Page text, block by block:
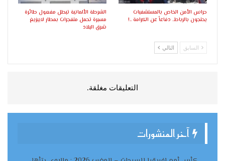
حراس الأمن الخاص بالمستشفيات
يحتجون بالرباط.. دفاعاً عن الكرامة ..!
الشرطة الألمانية تبطل مفعول طائرة
مسيرة تحمل متفجرات بمطار لايبزيغ
شرق البلاد
السابق التالي
التعليقات مغلقة.
آخر المنشورات